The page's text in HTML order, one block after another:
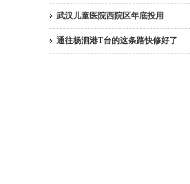
武汉儿童医院西院区年底投用
通往杨泗港T台的这条路快修好了